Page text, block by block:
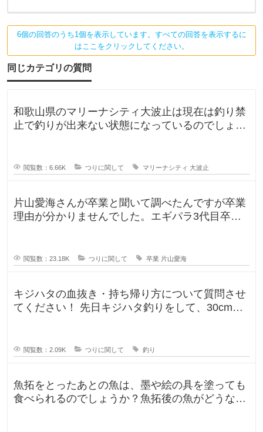
く
れ
ま
ね
。
し
た
く
ま
っ
6個の回答のうち1個を表示しています。すべての回答を表示するに
はここをクリックしてください。
同じカテゴリの質問
和歌山県のマリーナシティ大波止は現在は釣り禁
止で釣りが出来ない状態になっているのでしょう
閲覧数：6.66K つりに関して マリーナシティ 大波止
片山愛海さんが卒業と聞いて調べたんですが卒業
理由が分かりませんでした。エギパラ3代目卒業
閲覧数：23.18K つりに関して 卒業 片山愛海
キジハタの血抜き・持ち帰り方について質問させ
てください！ 先日キジハタ釣りをして、30cm台
閲覧数：2.09K つりに関して 釣り
魚拓をとったあとの魚は、墨や絵の具を塗っても
食べられるのでしょうか？魚拓後の魚がどうなる